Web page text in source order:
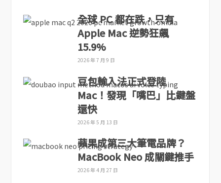
全球 PC 都在跌，只有
Apple Mac 逆勢狂飆
15.9%
2026 年 7 月 9 日
豆包輸入法正式登陸
Mac！發現「嘴巴」比鍵盤
還快
2026 年 5 月 13 日
蘋果成第三大筆電品牌？
MacBook Neo 成關鍵推手
2026 年 4 月 27 日